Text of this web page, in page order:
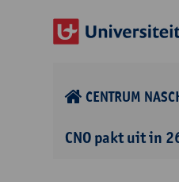
CENTRUM
CNO pakt uit in